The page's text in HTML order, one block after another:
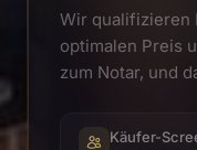
Wir qualifizieren
optimalen Preis
zum Notar, und
Käufer-